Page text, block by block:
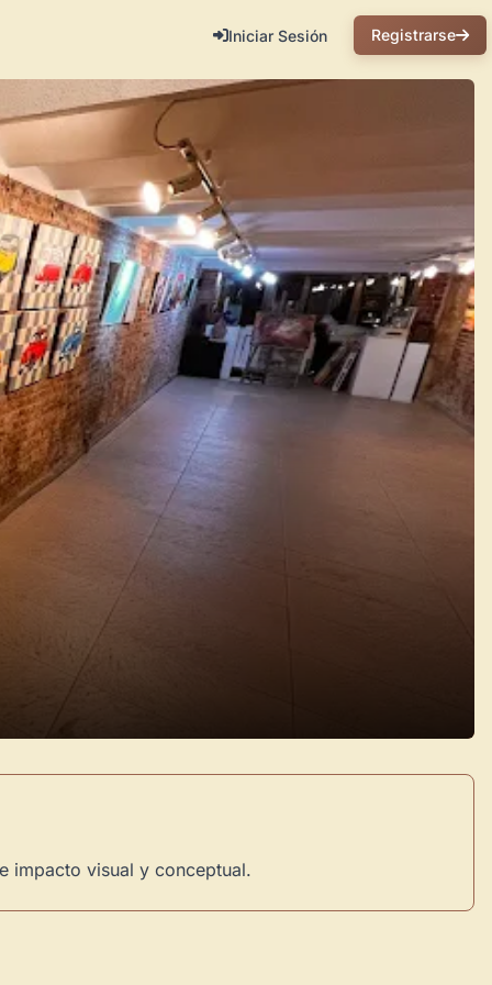
Iniciar Sesión Registrarse
impacto visual y conceptual.